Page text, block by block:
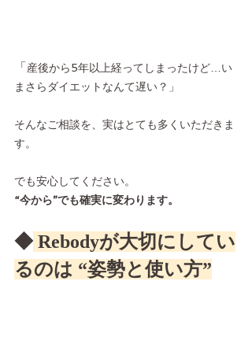
「産後から5年以上経ってしまったけど…い
まさらダイエットなんて遅い？」
そんなご相談を、実はとても多くいただきま
す。
でも安心してください。
“今から”でも確実に変わります。
◆ Rebodyが大切にしてい
るのは “姿勢と使い方”